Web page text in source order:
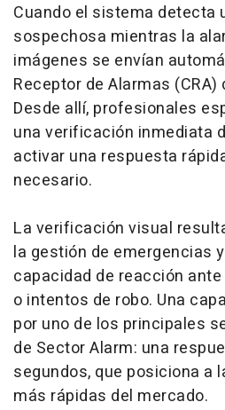
Cuando el sistema detecta
sospechosa mientras la
imágenes se envían
Receptor de Alarmas
Desde allí, profesionales
una verificación inmediata
activar una respuesta
necesario.
La verificación visual
la gestión de emergencias
capacidad de reacción
o intentos de robo. Una
por uno de los principales
de Sector Alarm: una
segundos, que posiciona a
más rápidas del mercado.